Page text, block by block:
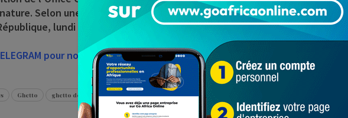
Selon une source judiciaire, les personnes interpellées seront
lundi 18 décembre 2023 et seront mises sous mandat de dépôt.
pour nous suivre 24h/24, en cliquant ici
Ghetto ghetto démantelé à Cotonou
Ghetto démantelé dans le 8è arrondissement de Cotonou